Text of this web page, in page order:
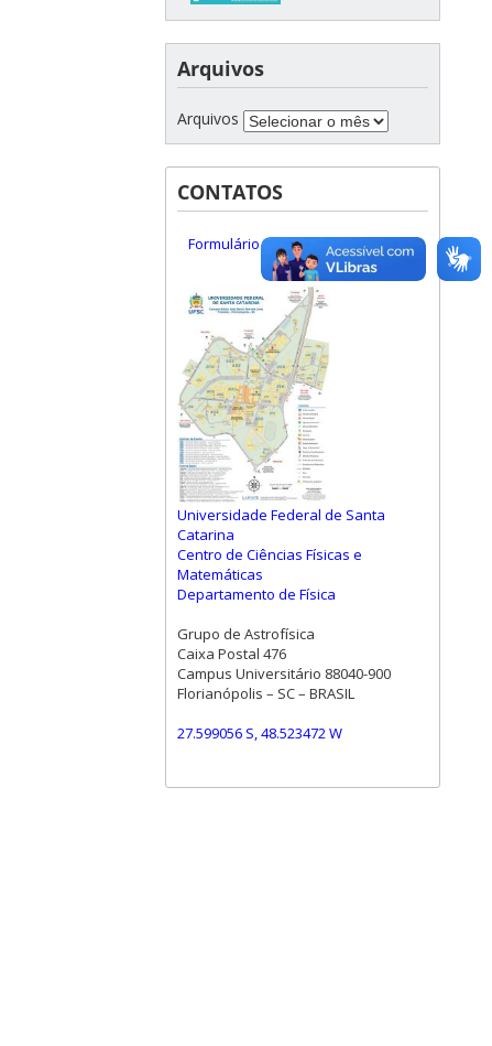
Arquivos
Arquivos
CONTATOS
Formulário de Contato
Universidade Federal de Santa
Catarina
Centro de Ciências Físicas e
Matemáticas
Departamento de Física
Grupo de Astrofísica
Caixa Postal 476
Campus Universitário 88040-900
Florianópolis – SC – BRASIL
27.599056 S, 48.523472 W